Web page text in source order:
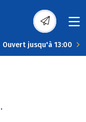
Ouvert jusqu'à 13:00